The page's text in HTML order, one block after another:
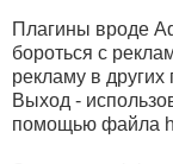
Плагины вроде
бороться с
рекламу в других
Выход -
помощью файла